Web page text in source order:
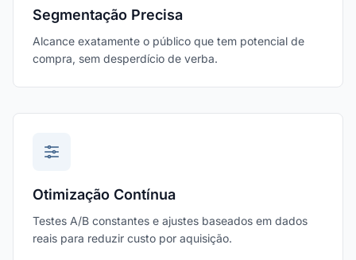
Segmentação Precisa
Alcance exatamente o público que tem potencial de
compra, sem desperdício de verba.
Otimização Contínua
Testes A/B constantes e ajustes baseados em dados
reais para reduzir custo por aquisição.